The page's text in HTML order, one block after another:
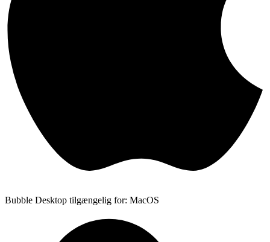
Bubble Desktop tilgængelig for: MacOS